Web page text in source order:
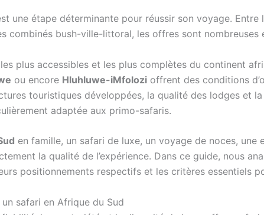
une étape déterminante pour réussir son voyage.
combinés bush-ville-littoral, les offres sont
plus accessibles et les plus complètes du continent
ou encore Hluhluwe-iMfolozi offrent des conditions
touristiques développées, la qualité des lodges et
adaptée aux primo-safaris.
en famille, un safari de luxe, un voyage de noces,
la qualité de l’expérience. Dans ce guide, nous
positionnements respectifs et les critères essentiels
safari en Afrique du Sud